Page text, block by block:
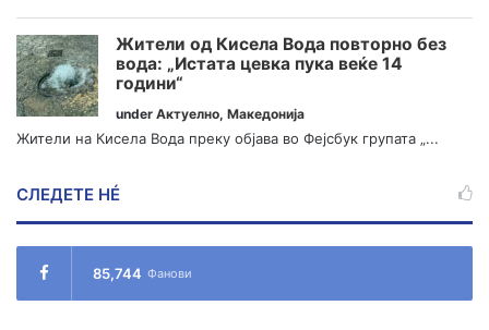
Жители од Кисела Вода повторно без
вода: „Истата цевка пука веќе 14
години“
under Актуелно, Македонија
Жители на Кисела Вода преку објава во Фејсбук групата „...
СЛЕДЕТЕ НÉ
85,744 Фанови